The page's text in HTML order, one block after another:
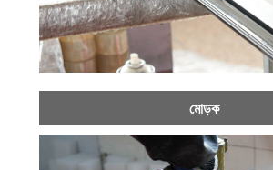
মোড়ক